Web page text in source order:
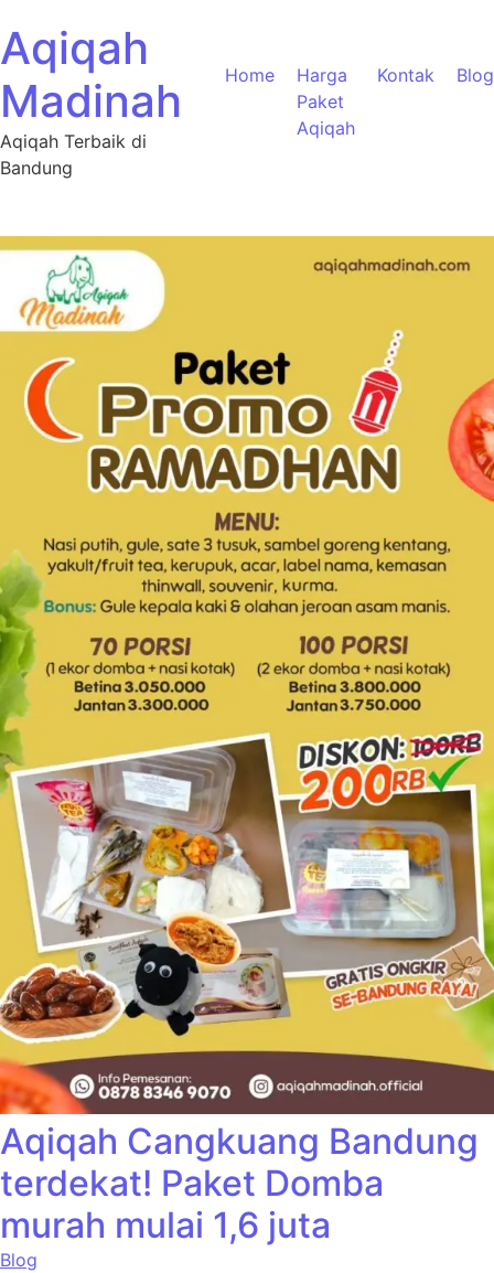
Aqiqah
Madinah
Aqiqah Terbaik di
Bandung
Home
Harga
Paket
Aqiqah
Kontak Blog
Aqiqah Cangkuang Bandung
terdekat! Paket Domba
murah mulai 1,6 juta
Blog